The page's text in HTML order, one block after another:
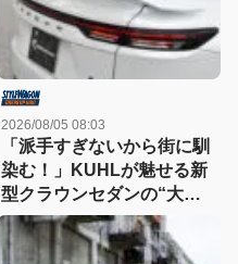
2026/08/05 08:03
「派手すぎないから街に馴
染む！」KUHLが魅せる新
型クラウンセダンの“大人
な”薄型フラップエアロ